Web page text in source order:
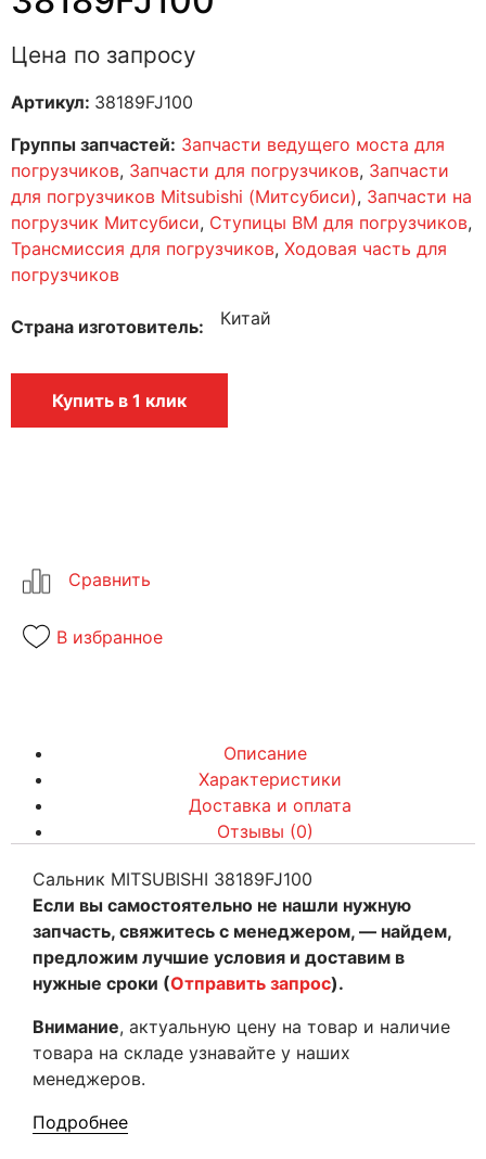
Цена по запросу
Артикул: 38189FJ100
Группы запчастей: Запчасти ведущего моста для
погрузчиков, Запчасти для погрузчиков, Запчасти
для погрузчиков Mitsubishi (Митсубиси), Запчасти на
погрузчик Митсубиси, Ступицы ВМ для погрузчиков,
Трансмиссия для погрузчиков, Ходовая часть для
погрузчиков
Страна изготовитель Китай
Купить в 1 клик
В избранное
Описание
Характеристики
Доставка и оплата
Отзывы (0)
Сальник MITSUBISHI 38189FJ100
Если вы самостоятельно не нашли нужную
запчасть, свяжитесь с менеджером, — найдем,
предложим лучшие условия и доставим в
нужные сроки (Отправить запрос).
Внимание, актуальную цену на товар и наличие
товара на складе узнавайте у наших
менеджеров.
Подробнее